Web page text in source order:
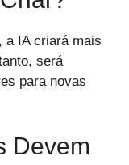
a IA criará mais
será
para novas
Devem